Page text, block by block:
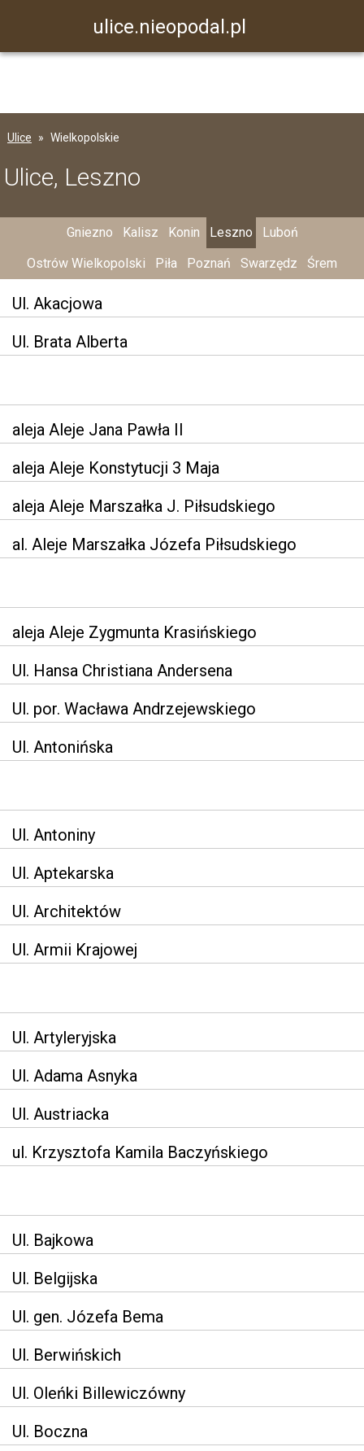
ulice.nieopodal.pl
Ulice Wielkopolskie
Ulice, Leszno
Gniezno Kalisz Konin Leszno
Luboń
Ostrów Wielkopolski
Piła Poznań Swarzędz Śrem
Ul. Akacjowa
Ul. Brata Alberta
aleja Aleje Jana Pawła II
aleja Aleje Konstytucji 3 Maja
aleja Aleje Marszałka J. Piłsudskiego
al. Aleje Marszałka Józefa Piłsudskiego
aleja Aleje Zygmunta Krasińskiego
Ul. Hansa Christiana Andersena
Ul. por. Wacława Andrzejewskiego
Ul. Antonińska
Ul. Antoniny
Ul. Aptekarska
Ul. Architektów
Ul. Armii Krajowej
Ul. Artyleryjska
Ul. Adama Asnyka
Ul. Austriacka
ul. Krzysztofa Kamila Baczyńskiego
Ul. Bajkowa
Ul. Belgijska
Ul. gen. Józefa Bema
Ul. Berwińskich
Ul. Oleńki Billewiczówny
Ul. Boczna